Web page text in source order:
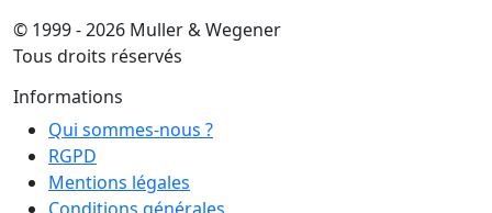
© 1999 - 2026 Muller & Wegener
Tous droits réservés
Informations
Qui sommes-nous ?
RGPD
Mentions légales